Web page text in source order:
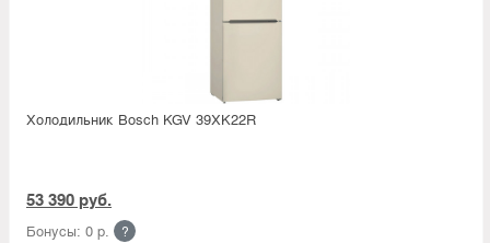
Холодильник Bosсh KGV 39XK22R
53 390 руб.
Бонусы: 0 р. ?